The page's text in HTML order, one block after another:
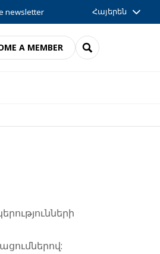
newsletter Հայերեն
A MEMBER SEARCH